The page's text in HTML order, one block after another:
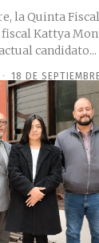
la Quinta
Kattya
candidato...
- 18 DE